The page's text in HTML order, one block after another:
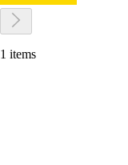
1 items